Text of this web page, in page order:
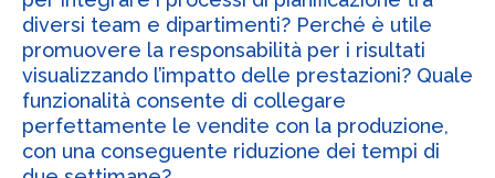
diversi team e dipartimenti? Perché è utile
promuovere la responsabilità per i risultati
visualizzando l’impatto delle prestazioni? Quale
funzionalità consente di collegare
perfettamente le vendite con la produzione,
con una conseguente riduzione dei tempi di